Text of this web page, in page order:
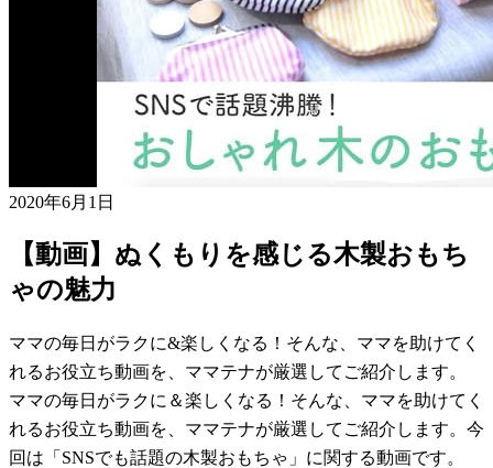
2020年6月1日
【動画】ぬくもりを感じる木製おもち
ゃの魅力
ママの毎日がラクに&楽しくなる！そんな、ママを助けてく
れるお役立ち動画を、ママテナが厳選してご紹介します。
ママの毎日がラクに＆楽しくなる！そんな、ママを助けてく
れるお役立ち動画を、ママテナが厳選してご紹介します。今
回は「SNSでも話題の木製おもちゃ」に関する動画です。